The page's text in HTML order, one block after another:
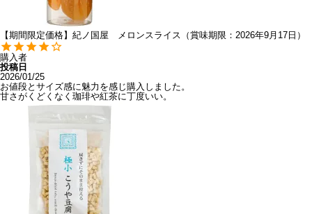
【期間限定価格】紀ノ国屋 メロンスライス（賞味期限：2026年9月17日）
購入者
投稿日
2026/01/25
お値段とサイズ感に魅力を感じ購入しました。
甘さがくどくなく珈琲や紅茶に丁度いい。